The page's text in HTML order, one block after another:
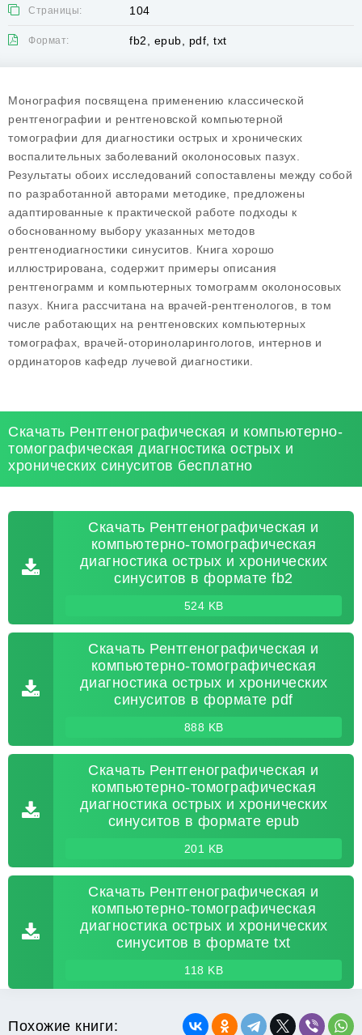
Страницы: 104
Формат: fb2, epub, pdf, txt
Монография посвящена применению классической
рентгенографии и рентгеновской компьютерной
томографии для диагностики острых и хронических
воспалительных заболеваний околоносовых пазух.
Результаты обоих исследований сопоставлены между собой
по разработанной авторами методике, предложены
адаптированные к практической работе подходы к
обоснованному выбору указанных методов
рентгенодиагностики синуситов. Книга хорошо
иллюстрирована, содержит примеры описания
рентгенограмм и компьютерных томограмм околоносовых
пазух. Книга рассчитана на врачей-рентгенологов, в том
числе работающих на рентгеновских компьютерных
томографах, врачей-оториноларингологов, интернов и
ординаторов кафедр лучевой диагностики.
Скачать Рентгенографическая и компьютерно-
томографическая диагностика острых и
хронических синуситов бесплатно
Скачать Рентгенографическая и
компьютерно-томографическая
диагностика острых и хронических
синуситов в формате fb2
524 KB
Скачать Рентгенографическая и
компьютерно-томографическая
диагностика острых и хронических
синуситов в формате pdf
888 KB
Скачать Рентгенографическая и
компьютерно-томографическая
диагностика острых и хронических
синуситов в формате epub
201 KB
Скачать Рентгенографическая и
компьютерно-томографическая
диагностика острых и хронических
синуситов в формате txt
118 KB
Похожие книги: